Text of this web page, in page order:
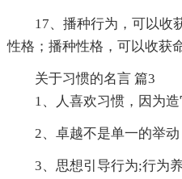
17、播种行为，可以收
性格；播种性格，可以收
关于习惯的名言 篇3
1、人喜欢习惯，因为
2、卓越不是单一的举
3、思想引导行为;行为